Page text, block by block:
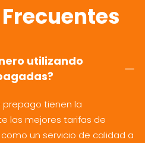
utilizando
prepago tienen la
las mejores tarifas de
un servicio de calidad a